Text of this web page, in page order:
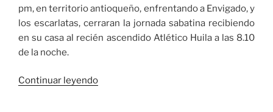
pm, en territorio antioqueño, enfrentando a Envigado, y
los escarlatas, cerraran la jornada sabatina recibiendo
en su casa al recién ascendido Atlético Huila a las 8.10
de la noche.
Continuar leyendo«Los